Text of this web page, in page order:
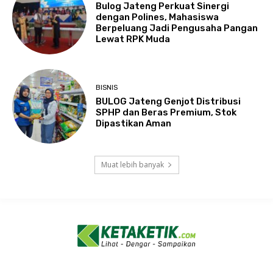
Bulog Jateng Perkuat Sinergi
dengan Polines, Mahasiswa
Berpeluang Jadi Pengusaha Pangan
Lewat RPK Muda
BISNIS
BULOG Jateng Genjot Distribusi
SPHP dan Beras Premium, Stok
Dipastikan Aman
Muat lebih banyak